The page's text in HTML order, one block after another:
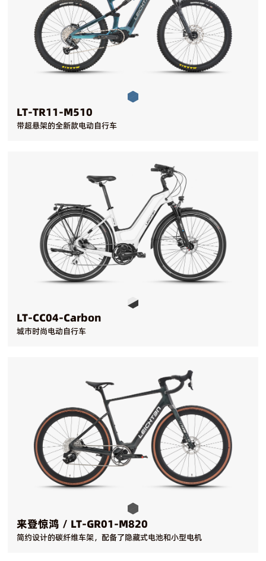
LT-TR11-M510
带超悬架的全新款电动自行车
LT-CC04-Carbon
城市时尚电动自行车
来登惊鸿 / LT-GR01-M820
简约设计的碳纤维车架，配备了隐藏式电池和小型电机